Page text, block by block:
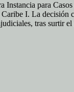
Instancia para
I. La
tras surtir